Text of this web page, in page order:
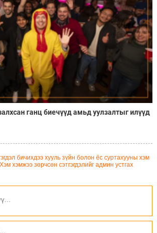
ганц биечүүд амьд уулзалтыг илүүд
бичихдээ хууль зүйн болон ёс суртахууны хэм
хэмжээ зөрчсөн сэтгэгдэлийг админ устгах